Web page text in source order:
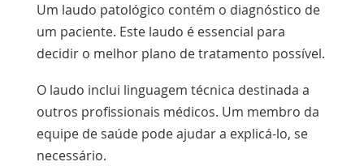
Um laudo patológico contém o diagnóstico de
um paciente. Este laudo é essencial para
decidir o melhor plano de tratamento possível.
O laudo inclui linguagem técnica destinada a
outros profissionais médicos. Um membro da
equipe de saúde pode ajudar a explicá-lo, se
necessário.